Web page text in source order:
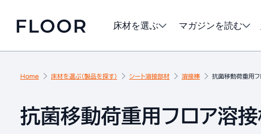
床材を選ぶ マガジンを読む
Home 床材を選ぶ（製品を探す） シート溶接部材 溶接棒 抗菌移動荷重用
抗菌移動荷重用フロア溶